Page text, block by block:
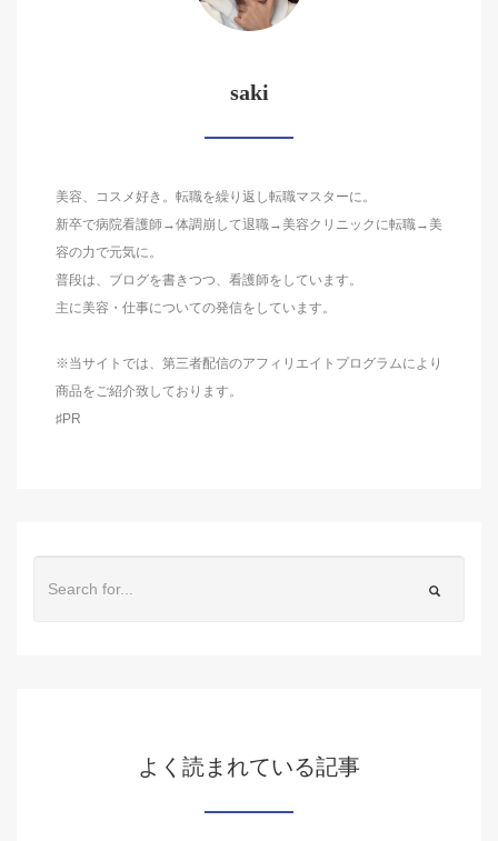
saki
美容、コスメ好き。転職を繰り返し転職マスターに。
新卒で病院看護師→体調崩して退職→美容クリニックに転職→美
容の力で元気に。
普段は、ブログを書きつつ、看護師をしています。
主に美容・仕事についての発信をしています。
※当サイトでは、第三者配信のアフィリエイトプログラムにより
商品をご紹介致しております。
♯PR
よく読まれている記事